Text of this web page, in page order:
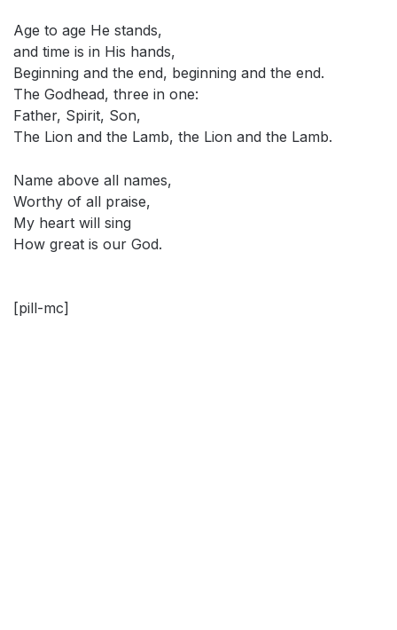
Age to age He stands,
and time is in His hands,
Beginning and the end, beginning and the end.
The Godhead, three in one:
Father, Spirit, Son,
The Lion and the Lamb, the Lion and the Lamb.
Name above all names,
Worthy of all praise,
My heart will sing
How great is our God.
[pill-mc]